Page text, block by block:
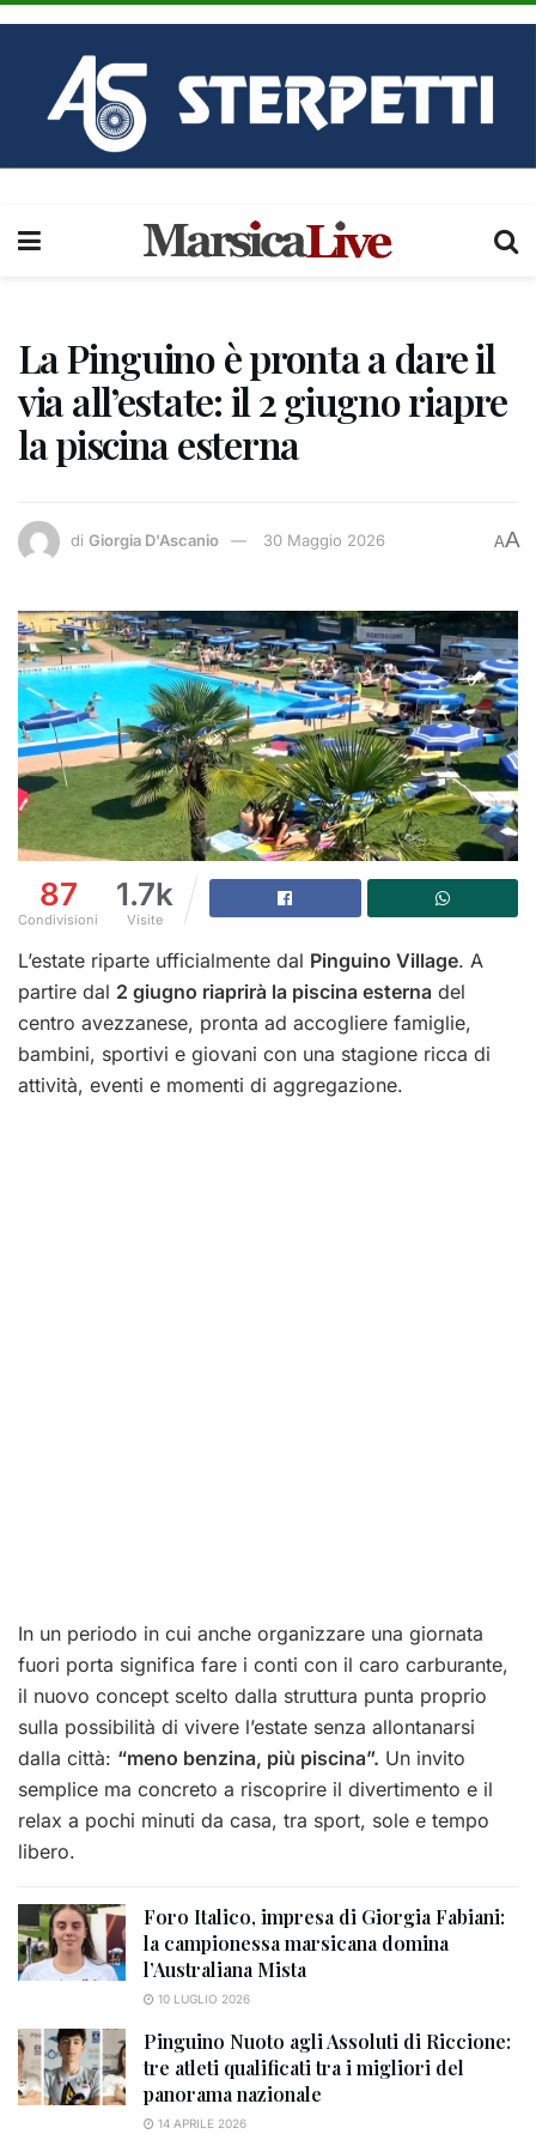
La Pinguino è pronta a dare il
via all’estate: il 2 giugno riapre
la piscina esterna
di Giorgia D'Ascanio 30 Maggio 2026 AA
87
Condivisioni
1.7k
Visite
L’estate riparte ufficialmente dal Pinguino Village. A
partire dal 2 giugno riaprirà la piscina esterna del
centro avezzanese, pronta ad accogliere famiglie,
bambini, sportivi e giovani con una stagione ricca di
attività, eventi e momenti di aggregazione.
In un periodo in cui anche organizzare una giornata
fuori porta significa fare i conti con il caro carburante,
il nuovo concept scelto dalla struttura punta proprio
sulla possibilità di vivere l’estate senza allontanarsi
dalla città: “meno benzina, più piscina”. Un invito
semplice ma concreto a riscoprire il divertimento e il
relax a pochi minuti da casa, tra sport, sole e tempo
libero.
Foro Italico, impresa di Giorgia Fabiani:
la campionessa marsicana domina
l’Australiana Mista
10 LUGLIO 2026
Pinguino Nuoto agli Assoluti di Riccione:
tre atleti qualificati tra i migliori del
panorama nazionale
14 APRILE 2026